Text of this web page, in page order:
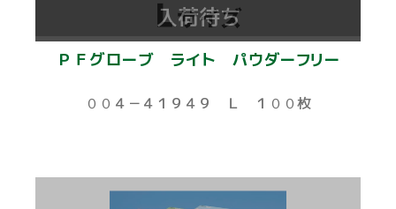
入荷待ち
ＰＦグローブ ライト パウダーフリー
００４－４１９４９ Ｌ １００枚